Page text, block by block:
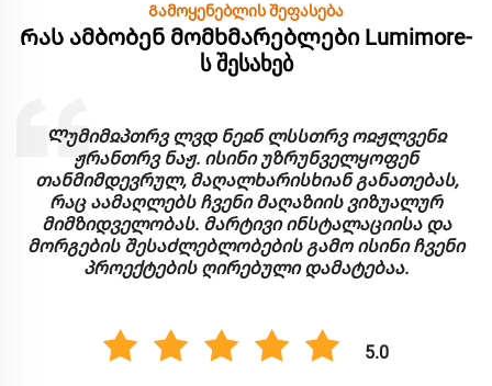
Გამოყენებლის შეფასება
Რას ამბობენ მომხმარებლები Lumimore-
ს შესახებ
Ლუმიმჲპთრვ ლვდ ნეჲნ ლსსთრვ ოჲჟლვენჲ
ჟრანთრვ ნაჟ. ისინი უზრუნველყოფენ
თანმიმდევრულ, მაღალხარისხიან განათებას,
რაც აამაღლებს ჩვენი მაღაზიის ვიზუალურ
მიმზიდველობას. მარტივი ინსტალაციისა და
მორგების შესაძლებლობების გამო ისინი ჩვენი
პროექტების ღირებული დამატებაა.
5.0